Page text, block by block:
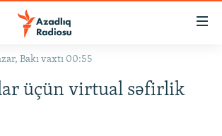
Bakı vaxtı 00:55
üçün virtual səfirlik